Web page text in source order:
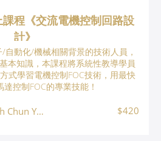
程《交流電機控制回路設
計》
動化/機械相關背景的技術人員，
本知識，本課程將系統性教導學員
式學習電機控制FOC技術，用最快
控制FOC的專業技能！
Dr. Jack Yeh (Chih Chun Yeh, 葉志鈞) $420